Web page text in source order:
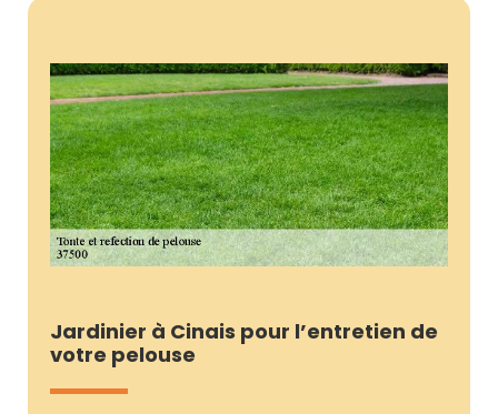
Jardinier à Cinais pour l’entretien de
votre pelouse